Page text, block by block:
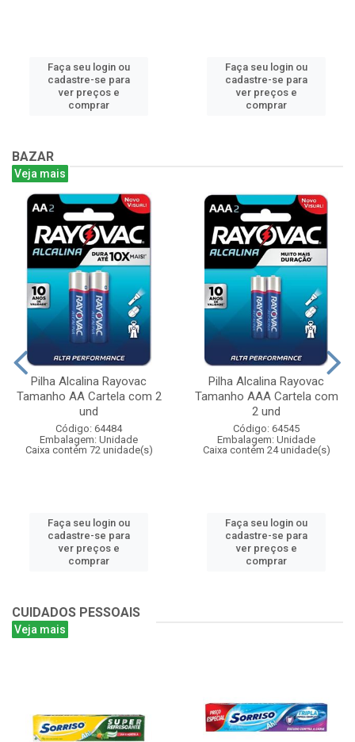
Faça seu login ou
cadastre-se para
ver preços e
comprar
Faça seu login ou
cadastre-se para
ver preços e
comprar
BAZAR
Veja mais
Pilha Alcalina Rayovac
Tamanho AA Cartela com 2
und
Código: 64484
Embalagem: Unidade
Caixa contém 72 unidade(s)
Faça seu login ou
cadastre-se para
ver preços e
comprar
Pilha Alcalina Rayovac
Tamanho AAA Cartela com
2 und
Código: 64545
Embalagem: Unidade
Caixa contém 24 unidade(s)
Faça seu login ou
cadastre-se para
ver preços e
comprar
CUIDADOS PESSOAIS
Veja mais